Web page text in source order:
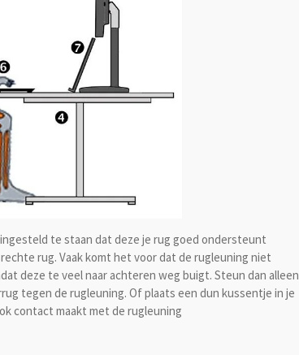
te staan dat deze je rug goed ondersteunt
rug. Vaak komt het voor dat de rugleuning niet
deze te veel naar achteren weg buigt. Steun dan alleen
tegen de rugleuning. Of plaats een dun kussentje in je
contact maakt met de rugleuning